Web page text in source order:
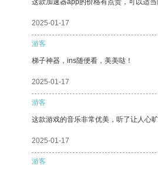
这款加速器app的价格有点贵，可以适
2025-01-17
游客
梯子神器，ins随便看，美美哒！
2025-01-17
游客
这款游戏的音乐非常优美，听了让人心旷
2025-01-17
游客